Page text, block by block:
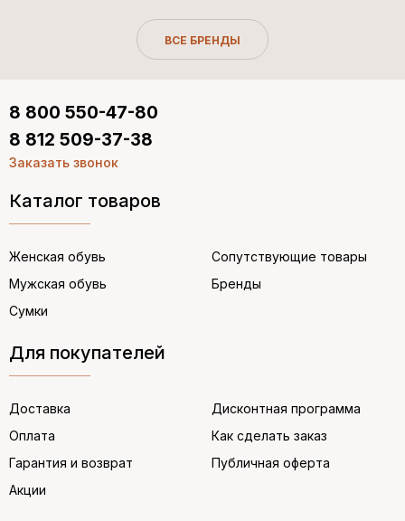
ВСЕ БРЕНДЫ
Каталог товаров
Женская обувь
Мужская обувь
Сумки
Сопутствующие товары
Бренды
Для покупателей
Доставка
Оплата
Гарантия и возврат
Акции
Дисконтная программа
Как сделать заказ
Публичная оферта
8 800 550-47-80
8 812 509-37-38
Заказать звонок